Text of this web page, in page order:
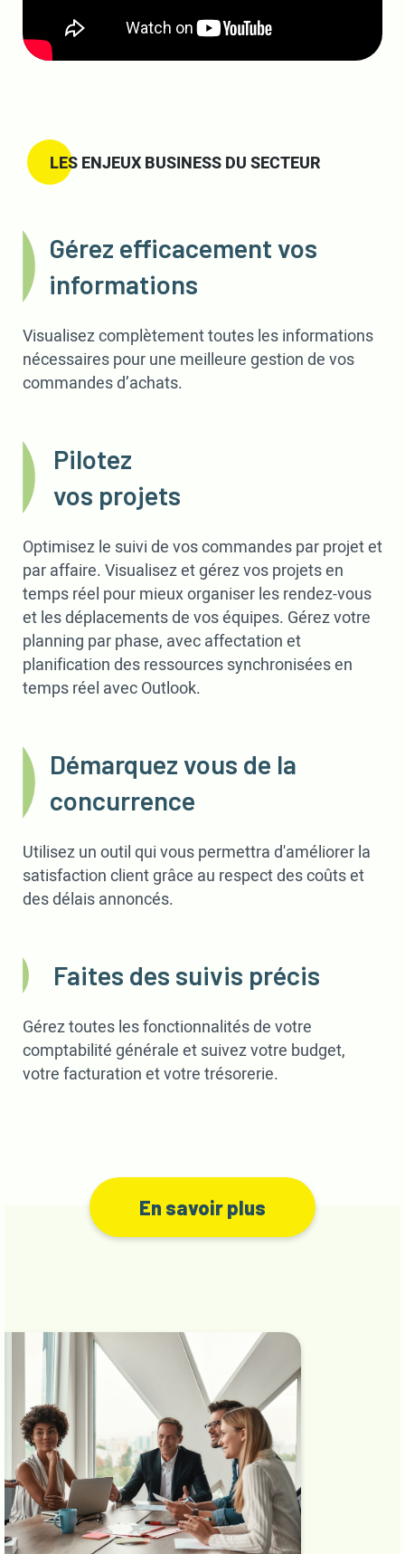
LES ENJEUX BUSINESS DU SECTEUR
Gérez efficacement vos
informations
Visualisez complètement toutes les informations
nécessaires pour une meilleure gestion de vos
commandes d’achats.
Pilotez
vos projets
Optimisez le suivi de vos commandes par projet et
par affaire. Visualisez et gérez vos projets en
temps réel pour mieux organiser les rendez-vous
et les déplacements de vos équipes. Gérez votre
planning par phase, avec affectation et
planification des ressources synchronisées en
temps réel avec Outlook.
Démarquez vous de la
concurrence
Utilisez un outil qui vous permettra d'améliorer la
satisfaction client grâce au respect des coûts et
des délais annoncés.
Faites des suivis précis
Gérez toutes les fonctionnalités de votre
comptabilité générale et suivez votre budget,
votre facturation et votre trésorerie.
En savoir plus